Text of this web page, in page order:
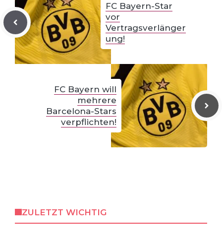
FC Bayern-Star
vor
Vertragsverlänger
ung!
FC Bayern will
mehrere
Barcelona-Stars
verpflichten!
ZULETZT WICHTIG